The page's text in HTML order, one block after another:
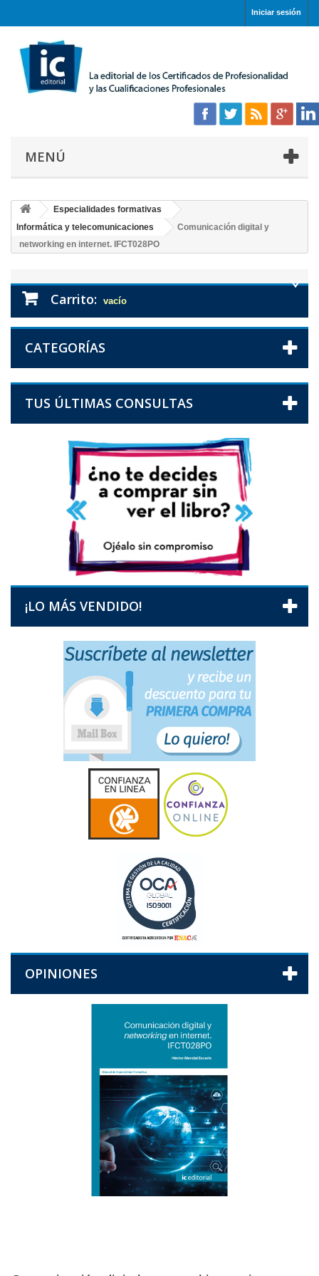
Iniciar sesión
MENÚ
Especialidades formativas
Informática y telecomunicaciones
Comunicación digital y
networking en internet. IFCT028PO
Carrito: vacío
CATEGORÍAS
TUS ÚLTIMAS CONSULTAS
¡LO MÁS VENDIDO!
OPINIONES